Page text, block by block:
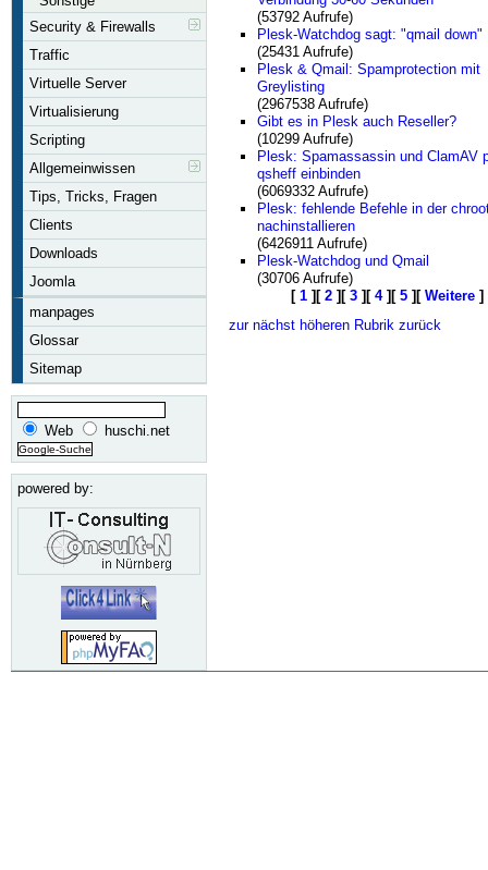
Security & Firewalls
Traffic
Virtuelle Server
Virtualisierung
Scripting
Allgemeinwissen
Tips, Tricks, Fragen
Clients
Downloads
Joomla
manpages
Glossar
Sitemap
Web huschi.net
powered by:
(53792 Aufrufe)
Plesk-Watchdog sagt: "qmail down"
(25431 Aufrufe)
Plesk & Qmail: Spamprotection mit
Greylisting
(2967538 Aufrufe)
Gibt es in Plesk auch Reseller?
(10299 Aufrufe)
Plesk: Spamassassin und ClamAV
qsheff einbinden
(6069332 Aufrufe)
Plesk: fehlende Befehle in der
nachinstallieren
(6426911 Aufrufe)
Plesk-Watchdog und Qmail
(30706 Aufrufe)
[ 1][ 2][ 3][ 4][ 5][ Weitere]
zur nächst höheren Rubrik zurück